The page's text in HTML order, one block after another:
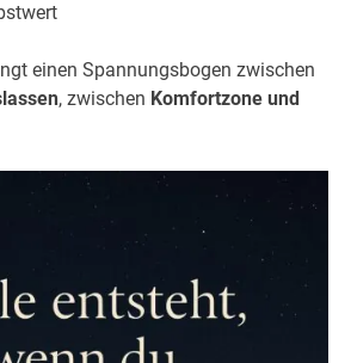
einen Spannungsbogen zwischen
, zwischen Komfortzone und